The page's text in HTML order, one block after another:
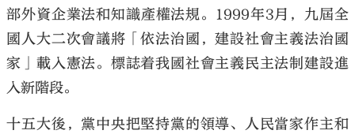
部外資企業法和知識產權法規。1999年3月，九屆全
國人大二次會議將「依法治國，建設社會主義法治國
家」載入憲法。標誌着我國社會主義民主法制建設進
入新階段。
十五大後，黨中央把堅持黨的領導、人民當家作主和